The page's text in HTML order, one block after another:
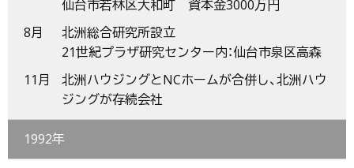
仙台市若林区大和町 資本金3000万円
8月
北洲総合研究所設立
21世紀プラザ研究センター内：仙台市泉区高森
11月
北洲ハウジングとNCホームが合併し、北洲ハウ
ジングが存続会社
1992年